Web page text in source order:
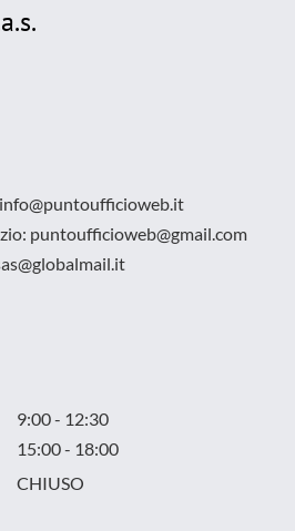
puntoufficioweb@gmail.com
9:00 - 12:30
15:00 - 18:00
CHIUSO